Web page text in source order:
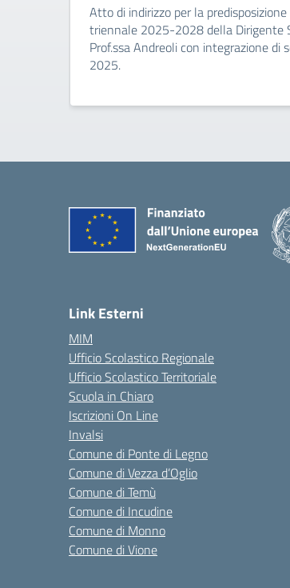
Atto di indirizzo per la
triennale 2025-2028 della Dirigente
Prof.ssa Andreoli con integrazione di
2025.
Link Esterni
MIM
Ufficio Scolastico Regionale
Ufficio Scolastico Territoriale
Scuola in Chiaro
Iscrizioni On Line
Invalsi
Comune di Ponte di Legno
Comune di Vezza d’Oglio
Comune di Temù
Comune di Incudine
Comune di Monno
Comune di Vione